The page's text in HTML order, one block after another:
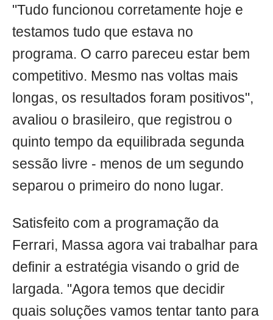
"Tudo funcionou corretamente hoje e
testamos tudo que estava no
programa. O carro pareceu estar bem
competitivo. Mesmo nas voltas mais
longas, os resultados foram positivos",
avaliou o brasileiro, que registrou o
quinto tempo da equilibrada segunda
sessão livre - menos de um segundo
separou o primeiro do nono lugar.
Satisfeito com a programação da
Ferrari, Massa agora vai trabalhar para
definir a estratégia visando o grid de
largada. "Agora temos que decidir
quais soluções vamos tentar tanto para